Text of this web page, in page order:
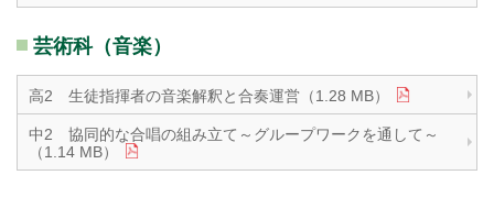
芸術科（音楽）
高2 生徒指揮者の音楽解釈と合奏運営（1.28 MB）
中2 協同的な合唱の組み立て～グループワークを通して～
（1.14 MB）